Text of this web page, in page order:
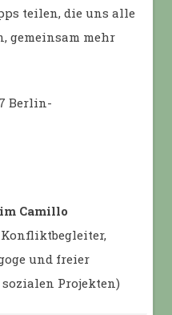
teilen, die uns alle
gemeinsam mehr
Berlin-
Camillo
und freier
Projekten)